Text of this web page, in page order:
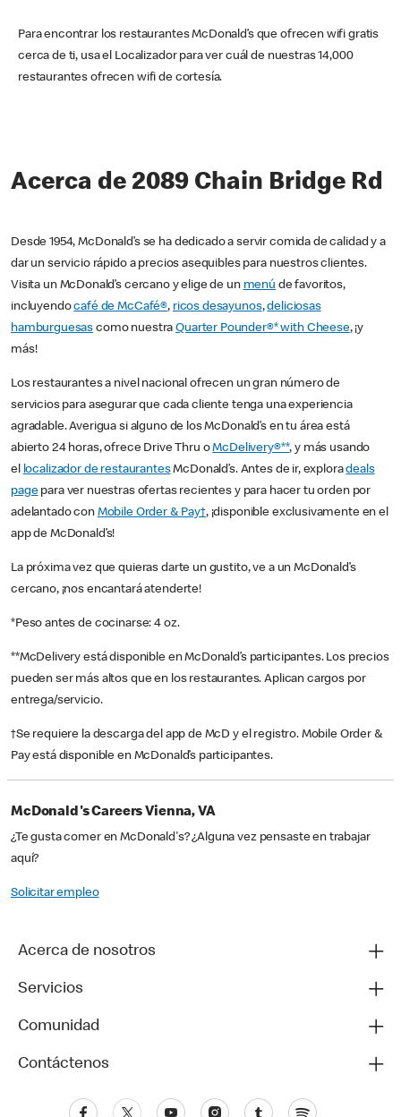
Para encontrar los restaurantes McDonald’s que ofrecen wifi gratis
cerca de ti, usa el Localizador para ver cuál de nuestras 14,000
restaurantes ofrecen wifi de cortesía.
Acerca de 2089 Chain Bridge Rd
Desde 1954, McDonald’s se ha dedicado a servir comida de calidad y a
dar un servicio rápido a precios asequibles para nuestros clientes.
Visita un McDonald’s cercano y elige de un menú de favoritos,
incluyendocafé de McCafé®, ricos desayunos,deliciosas
hamburguesas como nuestraQuarter Pounder®* with Cheese, ¡y
más!
Los restaurantes a nivel nacional ofrecen un gran número de
servicios para asegurar que cada cliente tenga una experiencia
agradable. Averigua si alguno de los McDonald’s en tu área está
abierto 24 horas, ofrece Drive Thru oMcDelivery®**, y más usando
el localizador de restaurantesMcDonald’s. Antes de ir, exploradeals
pagepara ver nuestras ofertas recientes y para hacer tu orden por
adelantado con Mobile Order & Pay†, ¡disponible exclusivamente en el
app de McDonald’s!
La próxima vez que quieras darte un gustito, ve a un McDonald’s
cercano, ¡nos encantará atenderte!
*Peso antes de cocinarse: 4 oz.
**McDelivery está disponible en McDonald’s participantes. Los precios
pueden ser más altos que en los restaurantes. Aplican cargos por
entrega/servicio.
†Se requiere la descarga del app de McD y el registro. Mobile Order &
Pay está disponible en McDonald’s participantes.
McDonald's Careers Vienna, VA
¿Te gusta comer en McDonald's? ¿Alguna vez pensaste en trabajar
aquí?
Solicitar empleo
Acerca de nosotros
Servicios
Comunidad
Contáctenos